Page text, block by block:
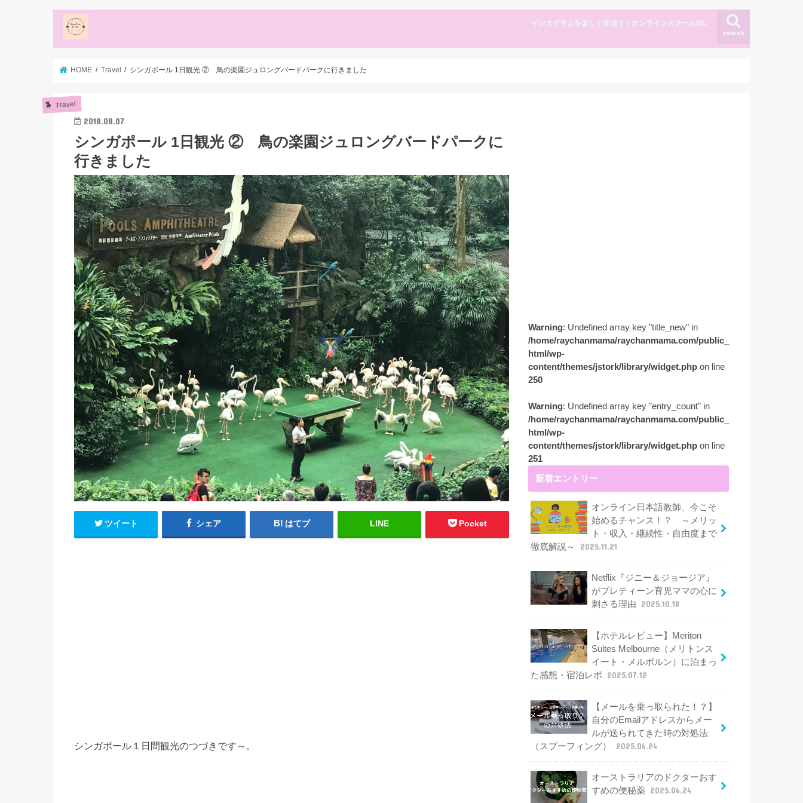
search
インスグラムを楽しく学ぼう！オンラインスクールISL
HOME Travel シンガポール 1日観光 ② 鳥の楽園ジュロングバードパークに行きました
Travel
2018.08.07
シンガポール 1日観光 ② 鳥の楽園ジュロングバードパークに
行きました
ツイート シェア はてブ LINE Pocket
シンガポール１日間観光のつづきです～。
Warning: Undefined array key "title_new" in
/home/raychanmama/raychanmama.com/public_
html/wp-
content/themes/jstork/library/widget.php on line
250
Warning: Undefined array key "entry_count" in
/home/raychanmama/raychanmama.com/public_
html/wp-
content/themes/jstork/library/widget.php on line
251
新着エントリー
オンライン日本語教師、今こそ
始めるチャンス！？ ～メリッ
ト・収入・継続性・自由度まで
徹底解説～
2025.11.21
Netflix『ジニー＆ジョージア』
がプレティーン育児ママの心に
刺さる理由
2025.10.18
【ホテルレビュー】Meriton
Suites Melbourne（メリトンス
イート・メルボルン）に泊まっ
た感想・宿泊レポ
2025.07.12
【メールを乗っ取られた！？】
自分のEmailアドレスからメー
ルが送られてきた時の対処法
（スプーフィング）
2025.06.24
オーストラリアのドクターおす
すめの便秘薬 2025.06.24